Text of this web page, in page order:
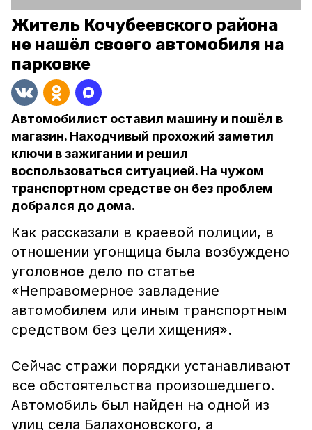
Житель Кочубеевского района
не нашёл своего автомобиля на
парковке
Автомобилист оставил машину и пошёл в
магазин. Находчивый прохожий заметил
ключи в зажигании и решил
воспользоваться ситуацией. На чужом
транспортном средстве он без проблем
добрался до дома.
Как рассказали в краевой полиции, в
отношении угонщица была возбуждено
уголовное дело по статье
«Неправомерное завладение
автомобилем или иным транспортным
средством без цели хищения».
Сейчас стражи порядки устанавливают
все обстоятельства произошедшего.
Автомобиль был найден на одной из
улиц села Балахоновского, а